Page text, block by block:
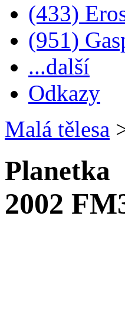
(433)
(951)
...další
Odkazy
Malá tělesa
Planetka
2002